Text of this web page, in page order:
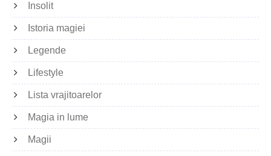
Insolit
Istoria magiei
Legende
Lifestyle
Lista vrajitoarelor
Magia in lume
Magii